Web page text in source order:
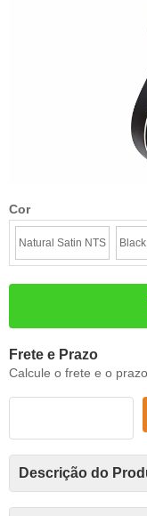
Cor
Natural Satin NTS
Frete e Prazo
Calcule o frete e o
Descrição do